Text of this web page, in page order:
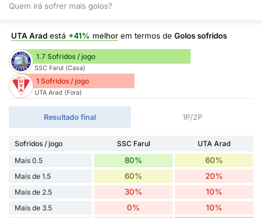
Quem irá sofrer mais golos?
UTA Arad está +41% melhor em termos de Golos sofridos
1.7 Sofridos / jogo
SSC Farul (Casa)
1 Sofridos / jogo
UTA Arad (Fora)
Resultado final 1P/2P
Sofridos / jogo SSC Farul
UTA Arad
Mais 0.5
80% 60%
Mais de 1.5 60% 20%
Mais de 2.5 30% 10%
Mais de 3.5 0% 10%